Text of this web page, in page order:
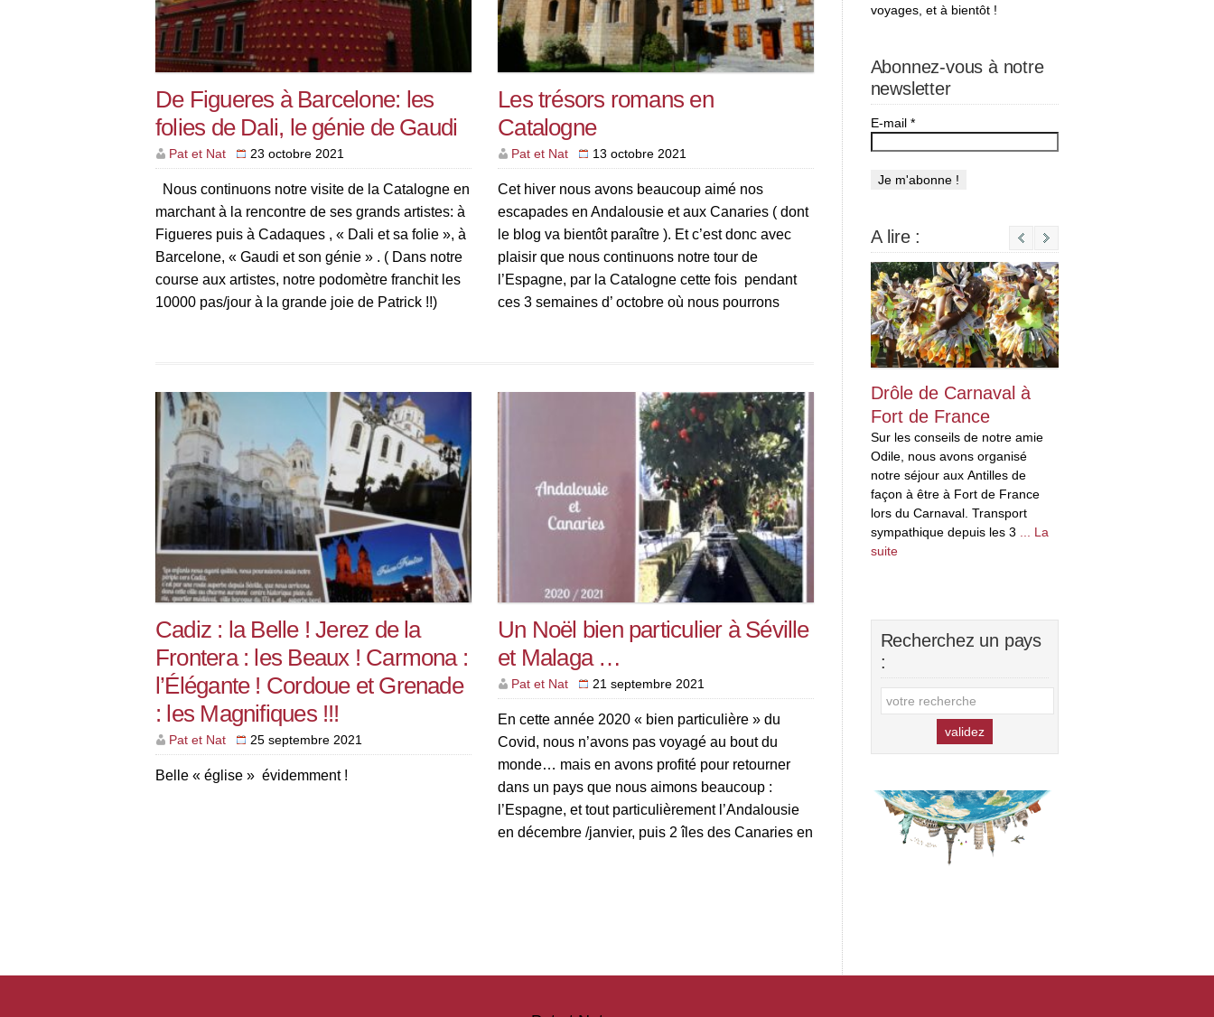
De Figueres à Barcelone: les
folies de Dali, le génie de Gaudi
Pat et Nat 23 octobre 2021
Nous continuons notre visite de la Catalogne en
marchant à la rencontre de ses grands artistes: à
Figueres puis à Cadaques , « Dali et sa folie », à
Barcelone, « Gaudi et son génie » . ( Dans notre
course aux artistes, notre podomètre franchit les
10000 pas/jour à la grande joie de Patrick !!)
Les trésors romans en
Catalogne
Pat et Nat 13 octobre 2021
Cet hiver nous avons beaucoup aimé nos
escapades en Andalousie et aux Canaries ( dont
le blog va bientôt paraître ). Et c’est donc avec
plaisir que nous continuons notre tour de
l’Espagne, par la Catalogne cette fois pendant
ces 3 semaines d’ octobre où nous pourrons
Cadiz : la Belle ! Jerez de la
Frontera : les Beaux ! Carmona :
l’Élégante ! Cordoue et Grenade
: les Magnifiques !!!
Pat et Nat 25 septembre 2021
Belle « église » évidemment !
Un Noël bien particulier à Séville
et Malaga …
Pat et Nat 21 septembre 2021
En cette année 2020 « bien particulière » du
Covid, nous n’avons pas voyagé au bout du
monde… mais en avons profité pour retourner
dans un pays que nous aimons beaucoup :
l’Espagne, et tout particulièrement l’Andalousie
en décembre /janvier, puis 2 îles des Canaries en
voyages, et à bientôt !
Abonnez-vous à notre
newsletter
E-mail *
A lire :
Drôle de Carnaval à
Fort de France
Sur les conseils de notre amie
Odile, nous avons organisé
notre séjour aux Antilles de
façon à être à Fort de France
lors du Carnaval. Transport
sympathique depuis les 3 ... La
suite
Next
Recherchez un pays
: